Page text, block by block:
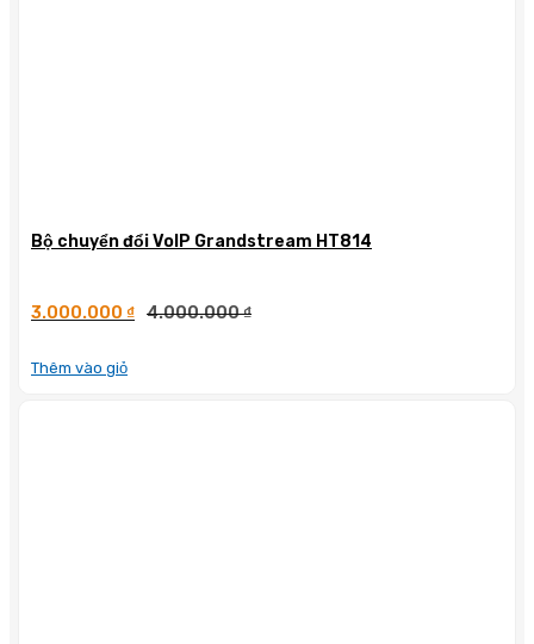
Bộ chuyển đổi VoIP Grandstream HT814
4.000.000₫
3.000.000 ₫
Thêm vào giỏ